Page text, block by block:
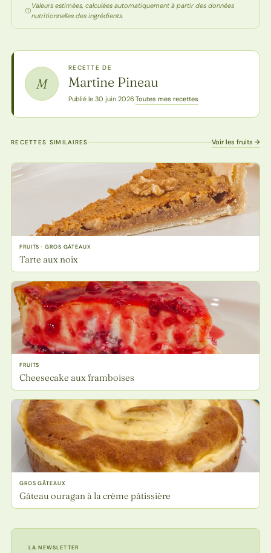
Valeurs estimées, calculées automatiquement à partir des données
nutritionnelles des ingrédients.
M
RECETTE DE
Martine Pineau
Publié le 30 juin 2026·Toutes mes recettes
RECETTES SIMILAIRES Voir les fruits →
FRUITS · GROS GÂTEAUX
Tarte aux noix
FRUITS
Cheesecake aux framboises
GROS GÂTEAUX
Gâteau ouragan à la crème pâtissière
LA NEWSLETTER